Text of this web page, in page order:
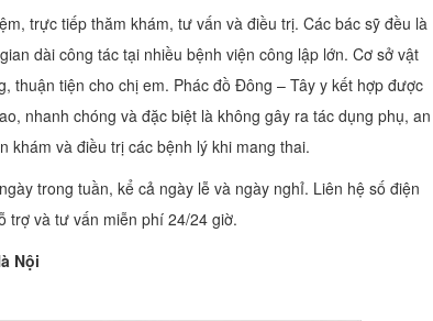
trực tiếp thăm khám, tư vấn và điều trị. Các bác sỹ đều là
dài công tác tại nhiều bệnh viện công lập lớn. Cơ sở vật
thuận tiện cho chị em. Phác đồ Đông – Tây y kết hợp được
nhanh chóng và đặc biệt là không gây ra tác dụng phụ, an
khám và điều trị các bệnh lý khi mang thai.
trong tuần, kể cả ngày lễ và ngày nghỉ. Liên hệ số điện
trợ và tư vấn miễn phí 24/24 giờ.
Nội